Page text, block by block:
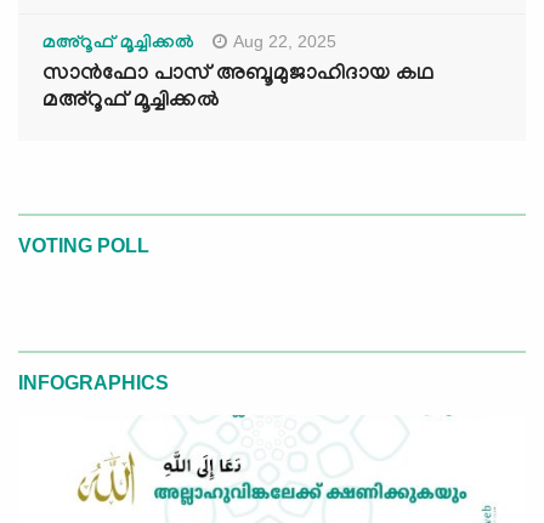
മഅ്റൂഫ് മൂച്ചിക്കല്‍ Aug 22, 2025
സാൻഫോ പാസ് അബൂമുജാഹിദായ കഥ
മഅ്റൂഫ് മൂച്ചിക്കല്‍
VOTING POLL
INFOGRAPHICS